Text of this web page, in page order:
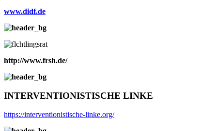
www.didf.de
http://www.frsh.de/
INTERVENTIONISTISCHE LINKE
https://interventionistische-linke.org/